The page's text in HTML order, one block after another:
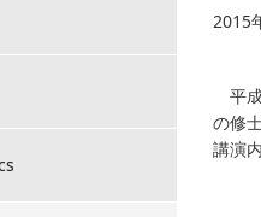
2015
平
の修
講演